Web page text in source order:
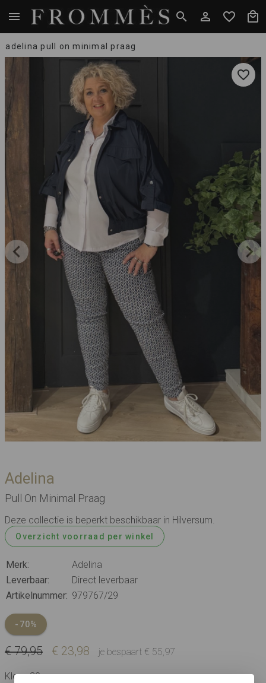
adelina pull on minimal praag
Adelina
Pull On Minimal Praag
Deze collectie is beperkt beschikbaar in Hilversum.
Overzicht voorraad per winkel
Merk:
Adelina
Leverbaar:
Direct leverbaar
Artikelnummer: 979767/29
-70%
€ 79,95 € 23,98 je bespaart € 55,97
Kleur: 29